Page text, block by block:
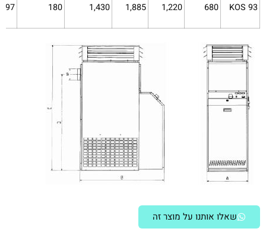
KOS 93
680
1,220
1,885
1,430
180
197
שאלו אותנו על מוצר זה